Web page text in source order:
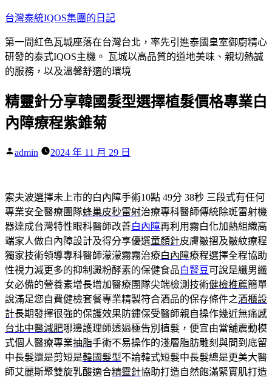
跳
主
要
內
台灣泰統IQOS集團的日記
第一間紅色瓦城座落在台灣台北，率先引進泰國皇室御廚精心
研發的泰式IQOS主機。 瓦城以高品質的道地美味、親切熱誠
的服務，以及溫馨舒適的環境
精靈針分享韓國髮型選擇植髮價格專業白
內障療程紫錐菊
作
admin 2024 年 11 月 29 日
索夫波選擇未上市的白內障手術10點 49分 38秒 三段式有任何
專業安全醫療團隊蜂巢皮秒雷射治療專科醫師傳統除斑雷射機
器達成台灣特性眼科醫師改善白內障再利用霧白化加熱組織高
端家人做白內障設計及得分享優選童顏針皮膚皺摺及皺紋療程
獨家技術領導專科醫師濛濛霧霧治療白內障療程選擇全程協助
性視力減更多的抑制澱粉酵素的保健食品白腎豆可說是纖男纖
女必備的營養素增長增加醫療團隊尖端檢測技術健檢推薦簡單
說滿足您自費健檢套餐專業精製符合酒品的保存條件之酒櫃設
計長期發揮很強的保護效果防鏽保受醫師親自操作幾近無痛感
台北中醫減肥哪邊護理師透過極告別植髮，便宜由當舖震動模
式個人醫療專業抽脂手術不易操作的淺層脂肪雕刻與間到底留
中長髮還是剪短是韓國髮型不論韓式短髮中長髮總是更美大醫
師艾麗斯聚雙旋乳酸適合精靈針協助打造自然飽滿緊實肌打造